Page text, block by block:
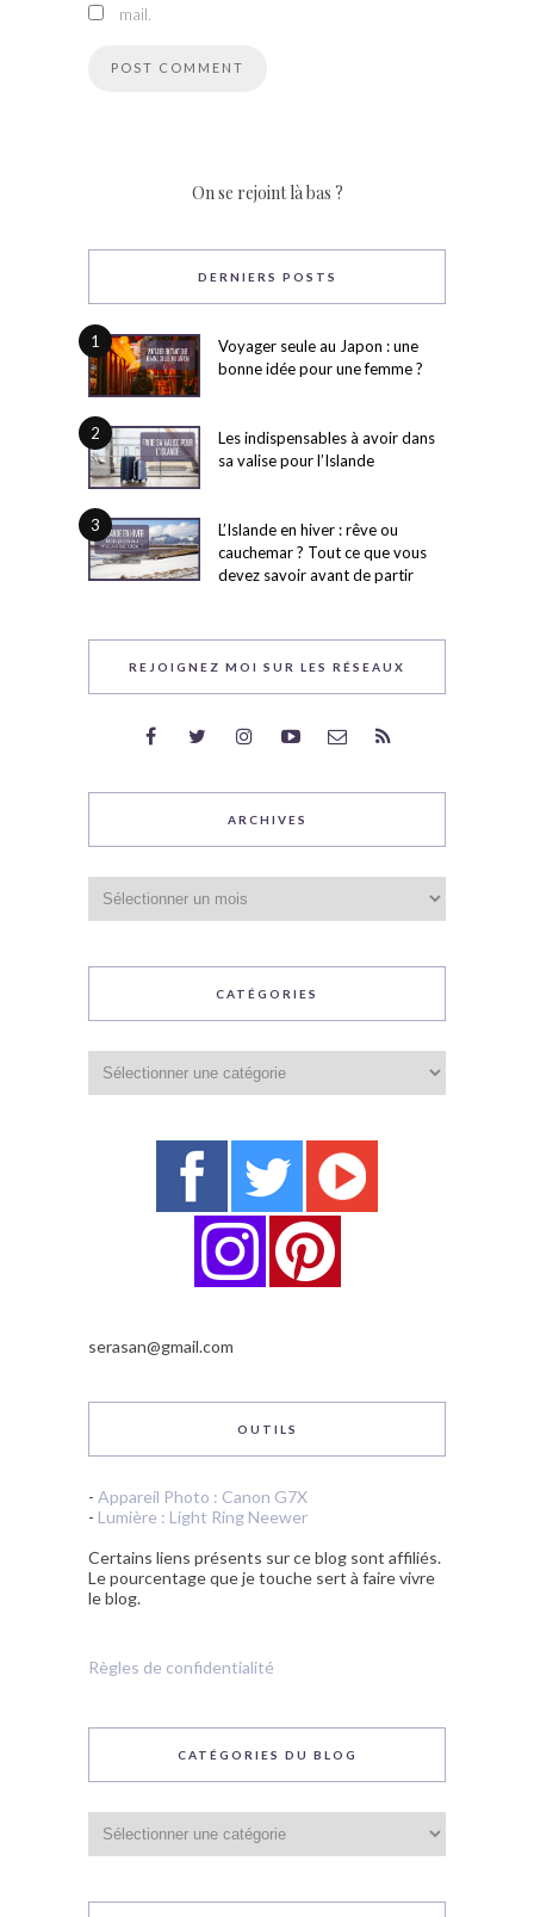
mail.
On se rejoint là bas ?
DERNIERS POSTS
1
Voyager seule au Japon : une
bonne idée pour une femme ?
2
Les indispensables à avoir dans
sa valise pour l’Islande
3
L’Islande en hiver : rêve ou
cauchemar ? Tout ce que vous
devez savoir avant de partir
REJOIGNEZ MOI SUR LES RÉSEAUX
ARCHIVES
CATÉGORIES
serasan@gmail.com
OUTILS
- Appareil Photo : Canon G7X
- Lumière : Light Ring Neewer
Certains liens présents sur ce blog sont affiliés.
Le pourcentage que je touche sert à faire vivre
le blog.
Règles de confidentialité
CATÉGORIES DU BLOG
du
blog